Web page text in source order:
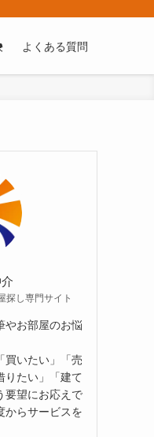
よくある質問
探し専門サイト
やお部屋のお悩
買いたい」「売
りたい」「建て
要望にお応えで
からサービスを